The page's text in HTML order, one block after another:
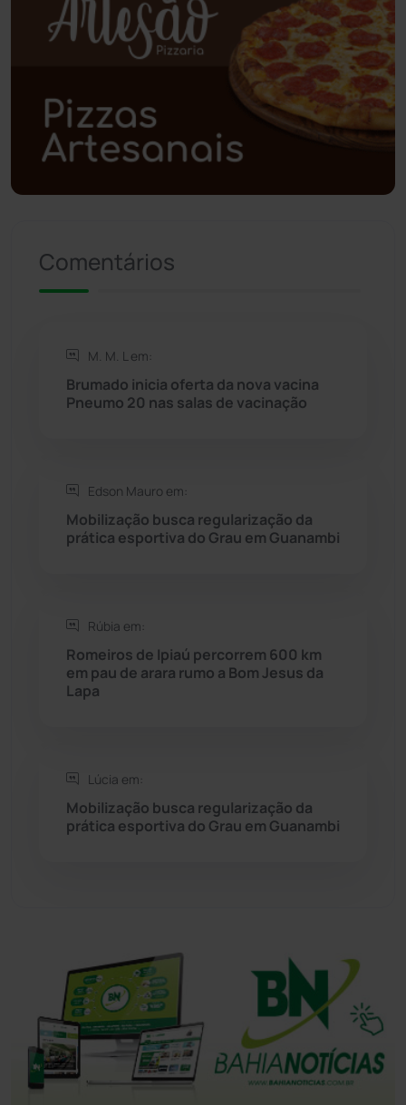
Polícia Civil (58)
(27)
Política (03)
Rio de Contas
Rio do Pires
Sebastião Laranjeiras
Sudoeste Baiano
Tanhaçu (426)
Tecnologia
Urandi (157)
Comentários
M. M. L em:
Brumado inicia oferta da nova vacina
Pneumo 20 nas salas de vacinação
Edson Mauro em:
Mobilização busca regularização da
prática esportiva do Grau em Guanambi
Rúbia em:
Romeiros de Ipiaú percorrem 600 km
em pau de arara rumo a Bom Jesus da
Lapa
Lúcia em:
Mobilização busca regularização da
prática esportiva do Grau em Guanambi